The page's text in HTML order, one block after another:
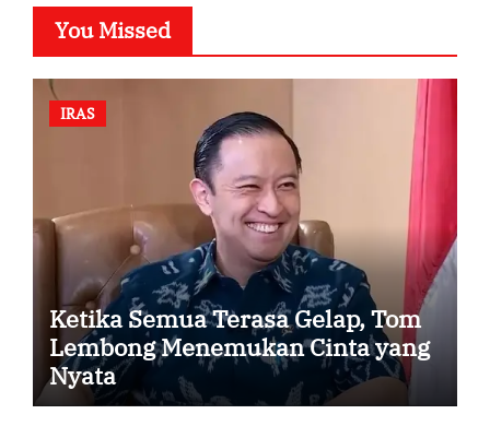
You Missed
IRAS
Ketika Semua Terasa Gelap, Tom
Lembong Menemukan Cinta yang
Nyata